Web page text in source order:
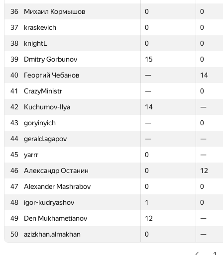
36
Михаил Кормышов 0
0
37
kraskevich 0
0
38
knightL 0
0
39
Dmitry Gorbunov 15
0
40
Георгий Чебанов —
14
41
CrazyMinistr —
0
42
Kuchumov-Ilya 14
—
43
goryinyich —
0
44
gerald.agapov —
—
45
yarrr 0
—
46
Александр Останин 0
12
47
Alexander Mashrabov 0
0
48
igor-kudryashov 1
0
49
Den Mukhametianov 12
—
50
azizkhan.almakhan 0 —
36
Михаил Кормышов 0
0
37
kraskevich 0
0
38
knightL 0
0
39
Dmitry Gorbunov 15
0
40
Георгий Чебанов —
14
41
CrazyMinistr —
0
42
Kuchumov-Ilya 14
—
43
goryinyich —
0
44
gerald.agapov —
—
45
yarrr 0
—
46
Александр Останин 0
12
47
Alexander Mashrabov 0
0
48
igor-kudryashov 1
0
49
Den Mukhametianov 12
—
50
azizkhan.almakhan 0 —